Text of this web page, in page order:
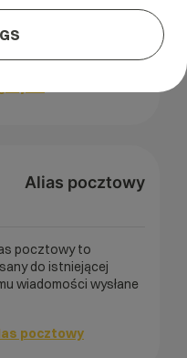
dany problem lub
[...]
Alias pocztowy
pocztowy to
do istniejącej
wiadomości wysłane
pocztowy